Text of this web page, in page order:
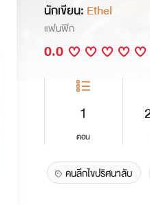
นักเขียน: Ethel
แฟนฟิก
0.0
1
ตอน
คนลึกไขปริศนาลับ